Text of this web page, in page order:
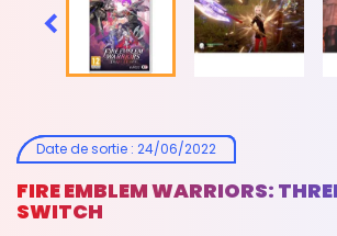

Date de sortie : 24/06/2022
FIRE EMBLEM WARRIORS:
SWITCH